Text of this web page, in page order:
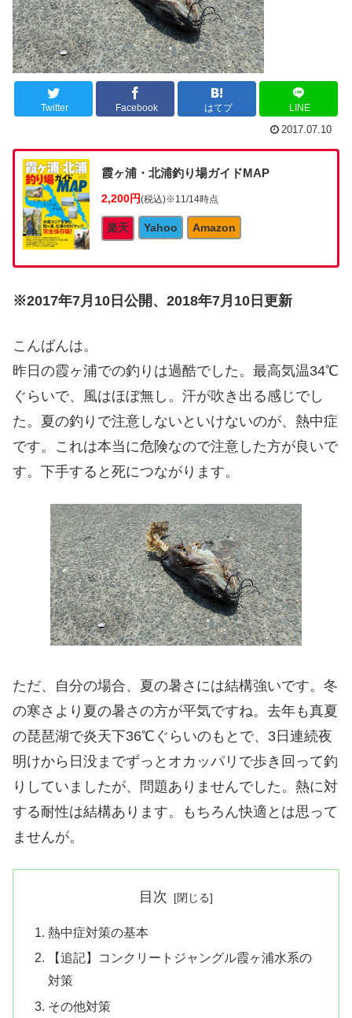
Twitter Facebook はてブ LINE
2017.07.10
霞ヶ浦・北浦釣り場ガイドMAP
2,200円(税込)※11/14時点
楽天 Yahoo Amazon
※2017年7月10日公開、2018年7月10日更新
こんばんは。
昨日の霞ヶ浦での釣りは過酷でした。最高気温34℃
ぐらいで、風はほぼ無し。汗が吹き出る感じでし
た。夏の釣りで注意しないといけないのが、熱中症
です。これは本当に危険なので注意した方が良いで
す。下手すると死につながります。
ただ、自分の場合、夏の暑さには結構強いです。冬
の寒さより夏の暑さの方が平気ですね。去年も真夏
の琵琶湖で炎天下36℃ぐらいのもとで、3日連続夜
明けから日没までずっとオカッパリで歩き回って釣
りしていましたが、問題ありませんでした。熱に対
する耐性は結構あります。もちろん快適とは思って
ませんが。
目次
熱中症対策の基本
【追記】コンクリートジャングル霞ヶ浦水系の
対策
その他対策